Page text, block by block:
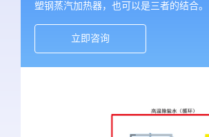
塑钢蒸汽加热器，也可以是三者的结合。
立即咨询